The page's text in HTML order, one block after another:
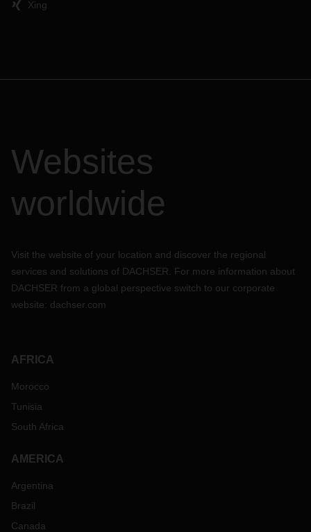
Xing
Websites
worldwide
Visit the website of your location and discover the regional
services and solutions of DACHSER. For more information about
DACHSER from a global perspective switch to our corporate
website: dachser.com
AFRICA
Morocco
Tunisia
South Africa
AMERICA
Argentina
Brazil
Canada